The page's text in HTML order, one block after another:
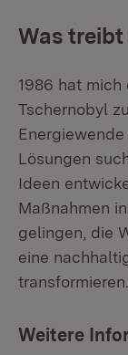
Was treibt
1986 hat
Tschernobyl
Lösungen
Ideen
Maßnahmen
gelingen, die
eine
transformieren.
Weitere